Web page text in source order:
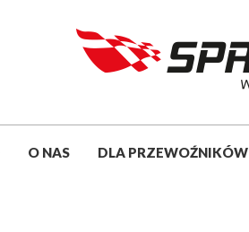
O NAS DLA PRZEWOŹNIKÓW